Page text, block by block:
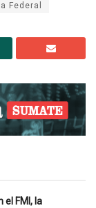
Federal
el FMI, la